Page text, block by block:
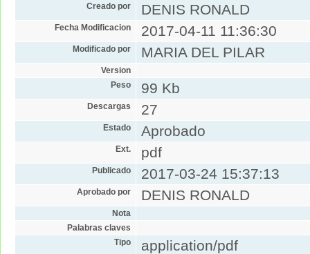
Creado por DENIS RONALD
Fecha Modificacion 2017-04-11 11:36:30
Modificado por MARIA DEL PILAR
Version
Peso
99 Kb
Descargas 27
Estado Aprobado
Ext. pdf
Publicado 2017-03-24 15:37:13
Aprobado por DENIS RONALD
Nota
Palabras claves
Tipo
application/pdf